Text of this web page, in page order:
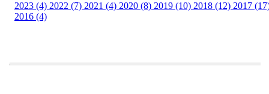
2023 (4) 2022 (7) 2021 (4) 2020 (8) 2019 (10) 2018 (12) 2017
2016 (4)